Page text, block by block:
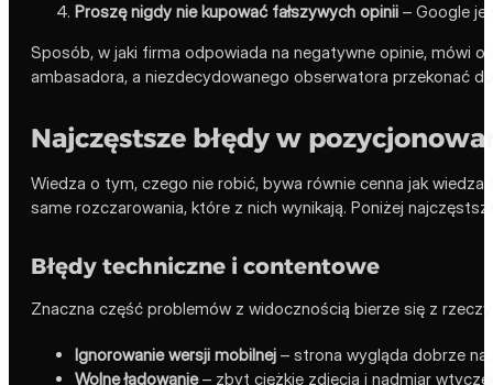
Proszę nigdy nie kupować fałszywych opinii – Google je
Sposób, w jaki firma odpowiada na negatywne opinie, mówi
ambasadora, a niezdecydowanego obserwatora przekonać
Najczęstsze błędy w
Wiedza o tym, czego nie robić, bywa równie cenna jak
same rozczarowania, które z nich wynikają. Poniżej
Błędy techniczne i contentowe
Znaczna część problemów z widocznością bierze się z
Ignorowanie wersji mobilnej – strona wygląda dobrze
Wolne ładowanie– zbyt ciężkie zdjęcia i nadmiar